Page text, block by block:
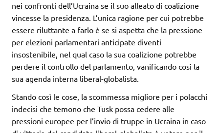
nei confronti dell’Ucraina se il suo alleato di coalizione
vincesse la presidenza. L’unica ragione per cui potrebbe
essere riluttante a farlo è se si aspetta che la pressione
per elezioni parlamentari anticipate diventi
insostenibile, nel qual caso la sua coalizione potrebbe
perdere il controllo del parlamento, vanificando così la
sua agenda interna liberal-globalista.
Stando così le cose, la scommessa migliore per i polacchi
indecisi che temono che Tusk possa cedere alle
pressioni europee per l’invio di truppe in Ucraina in caso